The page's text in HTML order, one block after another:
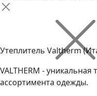
Утеплитель Valtherm
VALTHERM -
ассортимента одежды.